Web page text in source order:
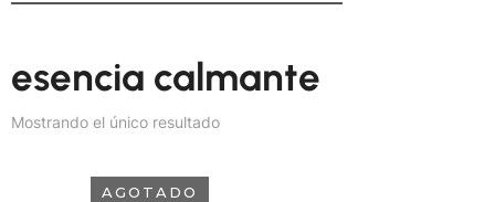
esencia calmante
Mostrando el único resultado
AGOTADO